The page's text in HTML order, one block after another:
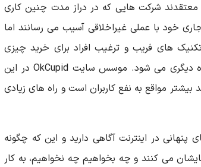
معتقدند شرکت هایی که در دراز مدت چنین کاری
خود با عملی غیراخلاقی آسیب می رسانند اما
های فریب و ترغیب افراد برای خرید چیزی
حداقل باعث کسب درآمد و سود عده دیگری می شود. موسس سایت OkCupid در این
مواقع به نفع کاربران است و راه های زیادی
در اینترنت آگاهی دارید و این که چگونه
می کنند و چه بخواهیم چه نخواهیم، به کار